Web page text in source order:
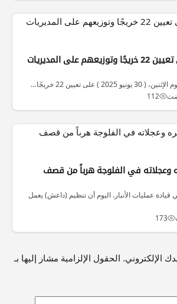
التربية تُصادق على تعيين 22 خريجًا وتوزيعهم على المديريات
) على تعيين 22 خريجًا…
112
وعجلاته في الفلوجة هرباً من قصف
عمليات الأنبار. اليوم أن تنظيم (داعش) يعمل
173
الإلكتروني. الحقول الإلزامية مشار إليها بـ